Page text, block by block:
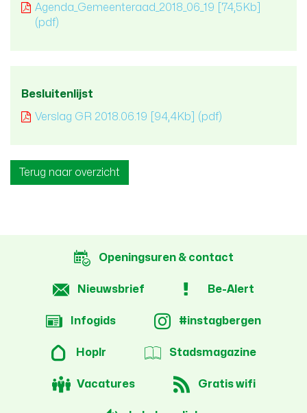
Agenda_Gemeenteraad_2018_06_19 [74,5Kb]
(pdf)
Besluitenlijst
Verslag GR 2018.06.19 [94,4Kb] (pdf)
Terug naar overzicht
Openingsuren & contact
Nieuwsbrief Be-Alert
Infogids #instagbergen
Hoplr Stadsmagazine
Vacatures Gratis wifi